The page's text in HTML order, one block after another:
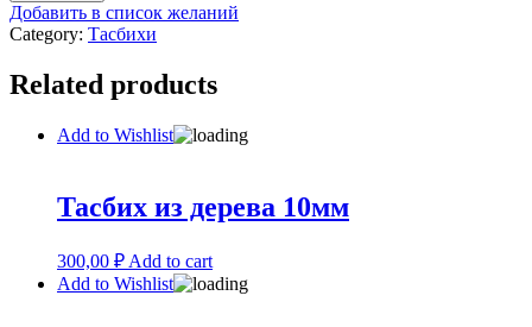
Добавить в список желаний
Category: Тасбихи
Related products
Add to Wishlist
Тасбих из дерева 10мм
300,00 ₽ Add to cart
Add to Wishlist